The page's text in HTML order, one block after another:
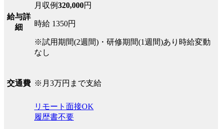
給与詳
細
月収例320,000円
時給 1350円
※試用期間(2週間)・研修期間(1週間)あり時給変動
なし
交通費 ※月3万円まで支給
リモート面接OK
履歴書不要